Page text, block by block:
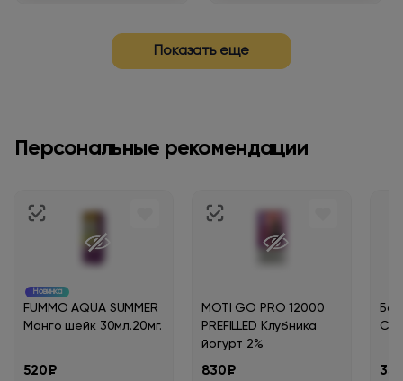
Показать еще
Персональные рекомендации
Новинка
FUMMO AQUA SUMMER
Манго шейк 30мл.20мг.
520₽
MOTI GO PRO 12000
PREFILLED Клубника
йогурт 2%
830₽